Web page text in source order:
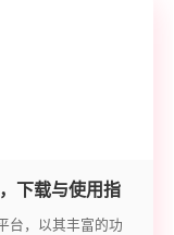
下载与使用指
台，以其丰富的功